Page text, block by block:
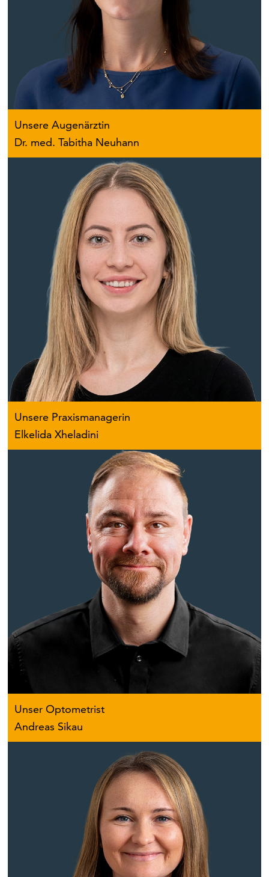
Unsere Augenärztin
Dr. med. Tabitha Neuhann
Unsere Praxismanagerin
Elkelida Xheladini
Unser Optometrist
Andreas Sikau